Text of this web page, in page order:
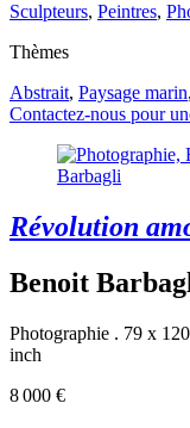
Sculpteurs, Peintres,
Thèmes
Abstrait, Paysage marin,
Contactez-nous pour
Révolution
Benoit
Photographie . 79 x
inch
8 000 €